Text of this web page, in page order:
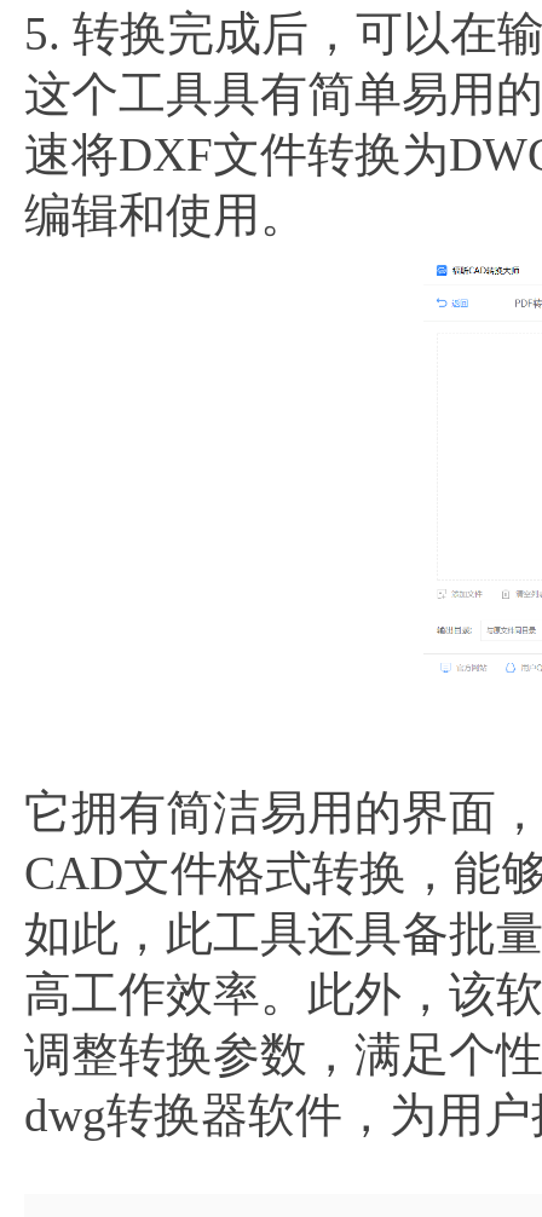
5. 转换完成后，可以在
这个工具具有简单易用
速将DXF文件转换为
编辑和使用。
它拥有简洁易用的界面
CAD文件格式转换，能
如此，此工具还具备批
高工作效率。此外，该
调整转换参数，满足个
dwg转换器软件，为用